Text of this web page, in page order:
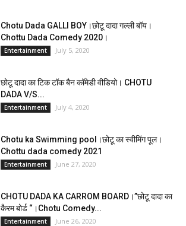
Chotu Dada GALLI BOY।छोटू दादा गल्ली बॉय।
Chottu Dada Comedy 2020।
Entertainment July 5, 2020
छोटू दादा का टिक टॉक बैन कॉमेडी वीडियो। CHOTU
DADA V/S...
Entertainment July 4, 2020
Chotu ka Swimming pool।छोटू का स्वीमिंग पूल।
Chottu dada comedy 2021
Entertainment June 27, 2020
CHOTU DADA KA CARROM BOARD।”छोटू दादा का
कैरम बोर्ड “।Chotu Comedy...
Entertainment June 26, 2020